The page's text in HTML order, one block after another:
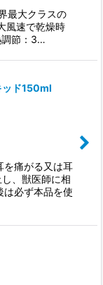
最大クラスの
風速で乾燥時
調節：3…
ッド150ml
痛がる又は耳
、獣医師に相
必ず本品を使